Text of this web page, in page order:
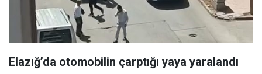
Elazığ’da otomobilin çarptığı yaya yaralandı